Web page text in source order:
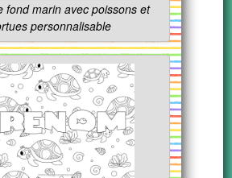
fond marin avec poissons et
personnalisable